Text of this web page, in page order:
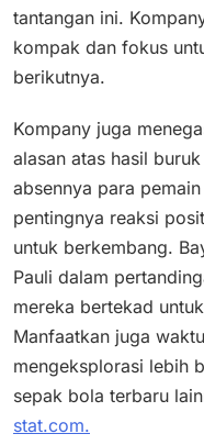
tantangan ini.
kompak dan fokus
berikutnya.
Kompany juga
alasan atas hasil
absennya para
pentingnya reaksi
untuk berkembang.
Pauli dalam
mereka bertekad
Manfaatkan juga
mengeksplorasi lebih
sepak bola terbaru
stat.com.